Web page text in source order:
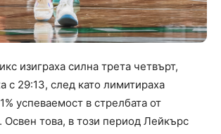
изиграха силна трета четвърт,
с 29:13, след като лимитираха
успеваемост в стрелбата от
Освен това, в този период Лейкърс